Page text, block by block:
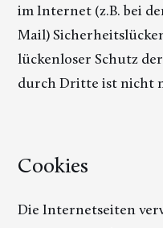
im Internet (z.B. bei
Mail)
lückenloser Schutz
durch Dritte ist nicht
Cookies
Die Internetseiten